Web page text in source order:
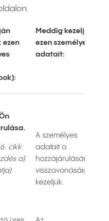
ezen
Meddig kezeljük
ezen személyes
adatait:
6. cikk
a)
A személyes
adatait a
hozzájárulásának
visszavonásáig
kezeljük.